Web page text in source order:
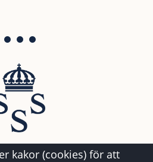
kakor (cookies) för att